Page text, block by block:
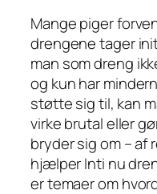
Mange piger
drengene tager
man som dreng
og kun har
støtte sig til, kan
virke brutal eller
bryder sig om – af
hjælper Inti nu
er temaer om